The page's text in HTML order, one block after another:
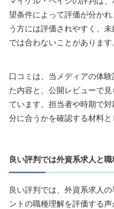
望条件によって評価が分か
う方には評価されやすく、
では合わないことがあります
口コミは、当メディアの体
た内容と、公開レビューで
ています。担当者や時期で
分に合うかを確認する材料と
良い評判では外資系求人と
良い評判では、外資系求人
ントの職種理解を評価する声